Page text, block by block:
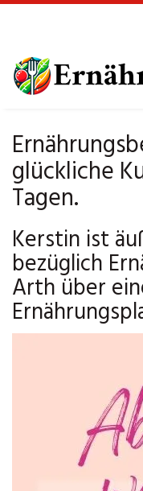
main
content
glückliche
Tagen.
Kerstin ist
bezüglich
Arth über